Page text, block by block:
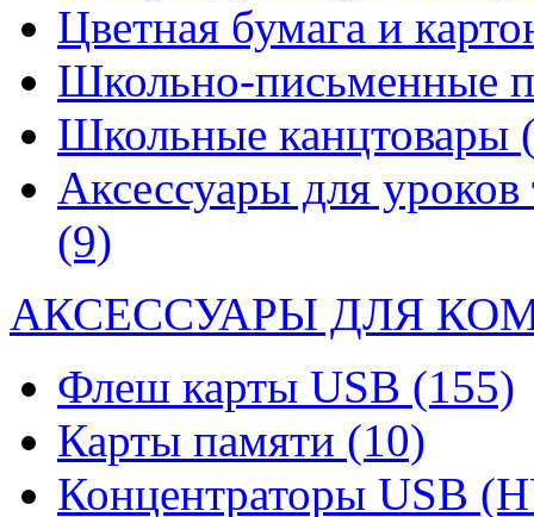
Цветная бумага и
Школьно-письменные
Школьные канцтовары
Аксессуары для уроков
(9)
АКСЕССУАРЫ ДЛЯ
Флеш карты USB (155)
Карты памяти (10)
Концентраторы USB